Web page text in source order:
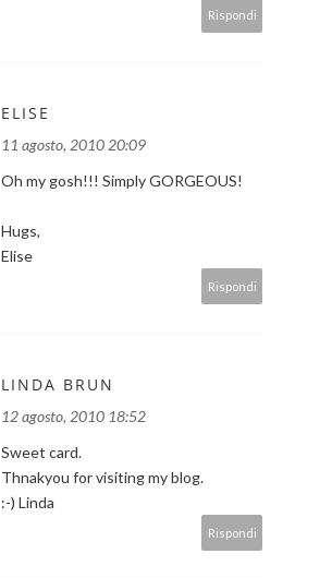
Rispondi
ELISE
11 agosto, 2010 20:09
Oh my gosh!!! Simply GORGEOUS!
Hugs,
Elise
Rispondi
LINDA BRUN
12 agosto, 2010 18:52
Sweet card.
Thnakyou for visiting my blog.
:-) Linda
Rispondi